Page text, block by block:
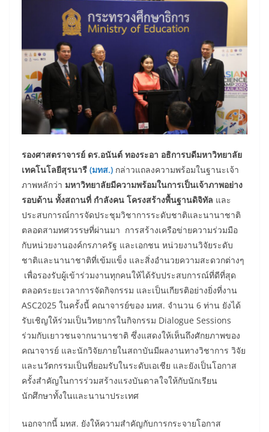
รองศาสตราจารย์ ดร.อนันต์ ทองระอา อธิการบดีมหาวิทยาลัย
เทคโนโลยีสุรนารี (มทส.) กล่าวแถลงความพร้อมในฐานะเจ้า
ภาพหลักว่า มหาวิทยาลัยมีความพร้อมในการเป็นเจ้าภาพอย่าง
รอบด้าน ทั้งสถานที่ กำลังคน โครงสร้างพื้นฐานดิจิทัล และ
ประสบการณ์การจัดประชุมวิชาการระดับชาติและนานาชาติ
ตลอดสามทศวรรษที่ผ่านมา การสร้างเครือข่ายความร่วมมือ
กับหน่วยงานองค์กรภาครัฐ และเอกชน หน่วยงานวิจัยระดับ
ชาติและนานาชาติที่เข้มแข็ง และสิ่งอำนวยความสะดวกต่างๆ
เพื่อรองรับผู้เข้าร่วมงานทุกคนให้ได้รับประสบการณ์ที่ดีที่สุด
ตลอดระยะเวลาการจัดกิจกรรม และเป็นเกียรติอย่างยิ่งที่งาน
ASC2025 ในครั้งนี้ คณาจารย์ของ มทส. จำนวน 6 ท่าน ยังได้
รับเชิญให้ร่วมเป็นวิทยากรในกิจกรรม Dialogue Sessions
ร่วมกับเยาวชนจากนานาชาติ ซึ่งแสดงให้เห็นถึงศักยภาพของ
คณาจารย์ และนักวิจัยภายในสถาบันมีผลงานทางวิชาการ วิจัย
และนวัตกรรมเป็นที่ยอมรับในระดับเอเชีย และยังเป็นโอกาส
ครั้งสำคัญในการร่วมสร้างแรงบันดาลใจให้กับนักเรียน
นักศึกษาทั้งในและนานาประเทศ
นอกจากนี้ มทส. ยังให้ความสำคัญกับการกระจายโอกาส